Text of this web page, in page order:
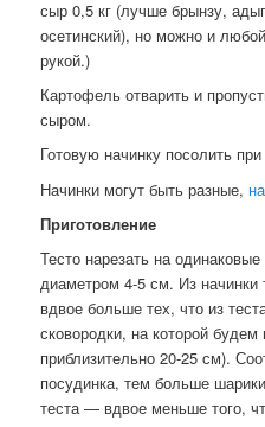
сыр 0,5 кг (лучше брынзу,
осетинский), но можно и
рукой.)
Картофель отварить и
сыром.
Готовую начинку посолить
Начинки могут быть разные,
Приготовление
Тесто нарезать на
диаметром 4-5 см. Из
вдвое больше тех, что из
сковородки, на которой
приблизительно 20-25 см).
посудинка, тем больше
теста — вдвое меньше того,